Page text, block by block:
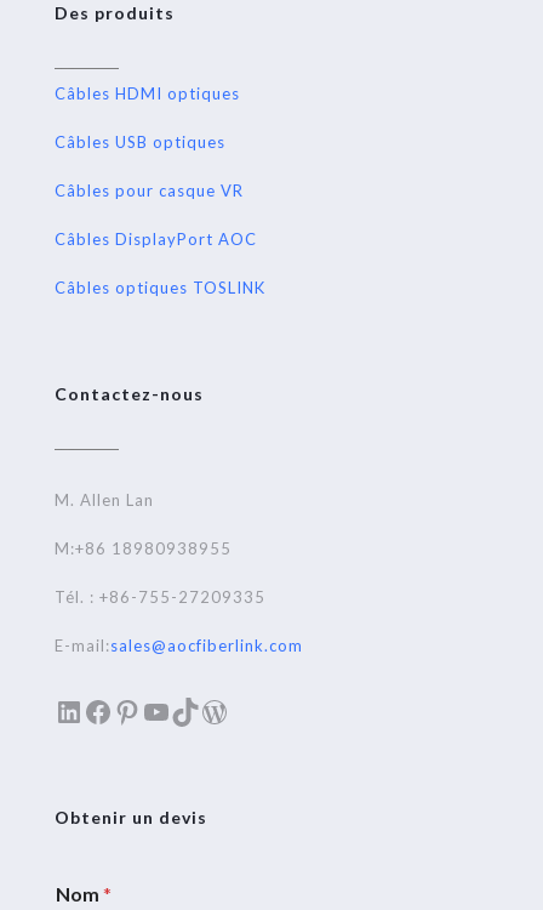
Des produits
Câbles HDMI optiques
Câbles USB optiques
Câbles pour casque VR
Câbles DisplayPort AOC
Câbles optiques TOSLINK
Contactez-nous
M. Allen Lan
M:+86 18980938955
Tél. : +86-755-27209335
E-mail:sales@aocfiberlink.com
LinkedIn
Facebook
Pinterest
YouTube
TikTok
WordPress
Obtenir un devis
Nom *